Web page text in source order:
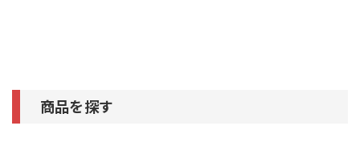
商品を探す